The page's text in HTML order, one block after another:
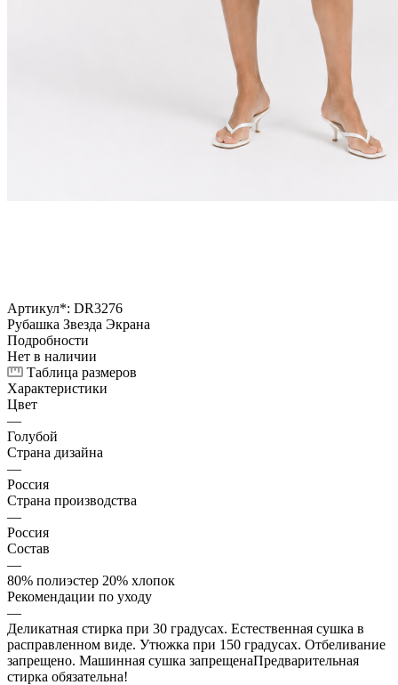
Артикул*: DR3276
Рубашка Звезда Экрана
Подробности
Нет в наличии
Таблица размеров
Характеристики
Цвет
—
Голубой
Страна дизайна
—
Россия
Страна производства
—
Россия
Состав
—
80% полиэстер 20% хлопок
Рекомендации по уходу
—
Деликатная стирка при 30 градусах. Естественная сушка в
расправленном виде. Утюжка при 150 градусах. Отбеливание
запрещено. Машинная сушка запрещенаПредварительная
стирка обязательна!